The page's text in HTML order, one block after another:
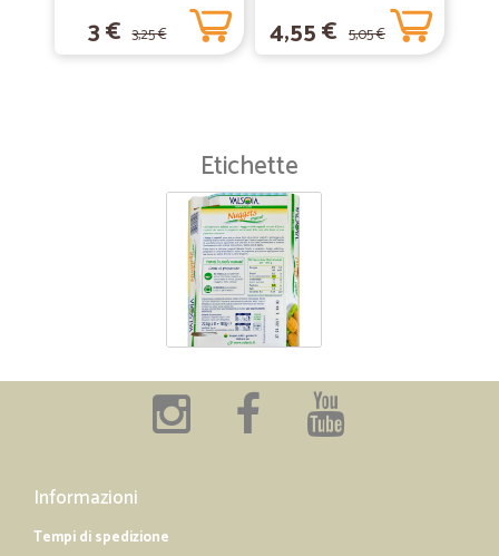
3 € 3,25 € 4,55 € 5,05 €
Etichette
Informazioni
Tempi di spedizione